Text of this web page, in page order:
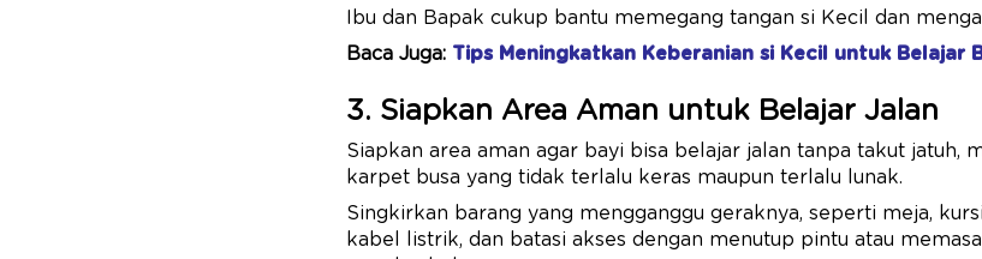
Ibu dan Bapak cukup bantu memegang tangan si Kecil dan
Baca Juga: Tips Meningkatkan Keberanian si Kecil untuk Belajar
3. Siapkan Area Aman untuk Belajar Jalan
Siapkan area aman agar bayi bisa belajar jalan tanpa takut jatuh,
karpet busa yang tidak terlalu keras maupun terlalu lunak.
Singkirkan barang yang mengganggu geraknya, seperti meja,
kabel listrik, dan batasi akses dengan menutup pintu atau